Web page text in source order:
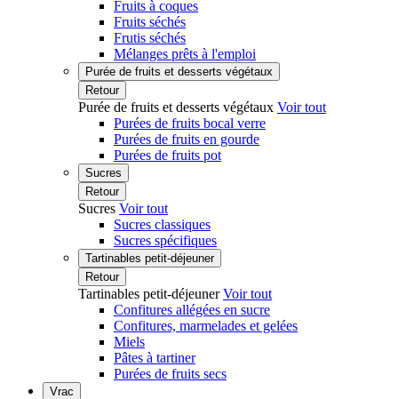
Fruits à coques
Fruits séchés
Frutis séchés
Mélanges prêts à l'emploi
Purée de fruits et desserts végétaux
Retour
Purée de fruits et desserts végétaux Voir tout
Purées de fruits bocal verre
Purées de fruits en gourde
Purées de fruits pot
Sucres
Retour
Sucres Voir tout
Sucres classiques
Sucres spécifiques
Tartinables petit-déjeuner
Retour
Tartinables petit-déjeunerVoir tout
Confitures allégées en sucre
Confitures, marmelades et gelées
Miels
Pâtes à tartiner
Purées de fruits secs
Vrac